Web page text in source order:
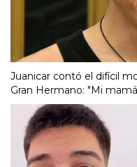
Juanicar contó el difícil
Gran Hermano: "Mi